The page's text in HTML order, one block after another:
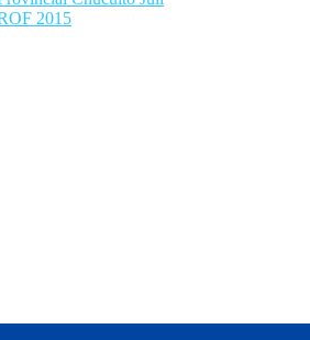
2015